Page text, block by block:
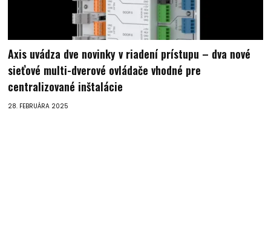
Axis uvádza dve novinky v riadení prístupu – dva nové
sieťové multi-dverové ovládače vhodné pre
centralizované inštalácie
28. FEBRUÁRA 2025